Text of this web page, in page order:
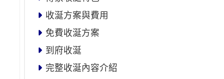
收涎方案與費用
免費收涎方案
到府收涎
完整收涎內容介紹